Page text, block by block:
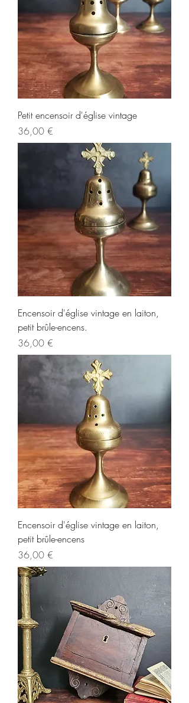
Petit encensoir d'église vintage
Prix
36,00 €
Encensoir d'église vintage en laiton,
petit brûle-encens.
Prix
36,00 €
Encensoir d'église vintage en laiton,
petit brûle-encens
Prix
36,00 €